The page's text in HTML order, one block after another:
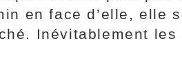
en face d’elle,
Inévitablement